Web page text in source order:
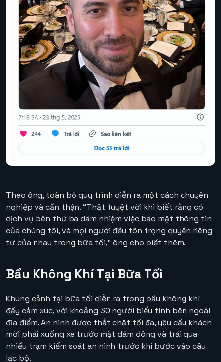
Theo ông, toàn bộ quy trình diễn ra một cách chuyên
nghiệp và cẩn thận. “Thật tuyệt vời khi biết rằng có
dịch vụ bên thứ ba đảm nhiệm việc bảo mật thông tin
của chúng tôi, và mọi người đều tôn trọng quyền riêng
tư của nhau trong bữa tối,” ông cho biết thêm.
Bầu Không Khí Tại Bữa Tối
Khung cảnh tại bữa tối diễn ra trong bầu không khí
đầy cảm xúc, với khoảng 30 người biểu tình bên ngoài
địa điểm. An ninh được thắt chặt tối đa, yêu cầu khách
mời phải xuống xe trước mặt đám đông và trải qua
nhiều trạm kiểm soát an ninh trước khi bước vào câu
lạc bộ.